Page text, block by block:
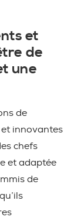
et
de
une
de
innovantes
chefs
et adaptée
de